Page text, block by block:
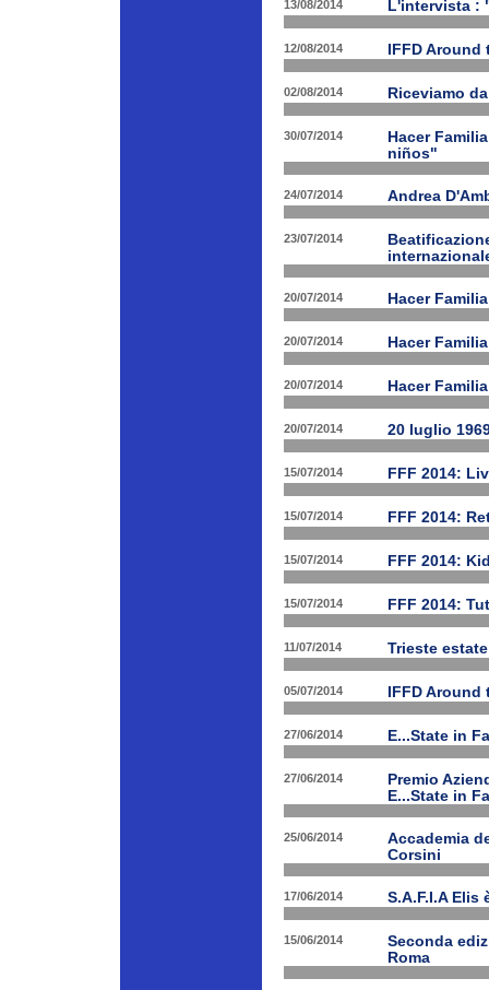
13/08/2014 L'intervista :
12/08/2014 IFFD
02/08/2014 Riceviamo
30/07/2014
Hacer
niños"
24/07/2014 Andrea
23/07/2014
20/07/2014 Hacer
20/07/2014 Hacer
20/07/2014 Hacer
20/07/2014 20 luglio
15/07/2014 FFF 2014:
15/07/2014 FFF 2014:
15/07/2014 FFF 2014:
15/07/2014 FFF 2014:
11/07/2014 Trieste
05/07/2014 IFFD
27/06/2014 E...State in
27/06/2014
Premio
E...State in
25/06/2014
Accademia
Corsini
17/06/2014 S.A.F.I.A Elis
15/06/2014
Seconda
Roma